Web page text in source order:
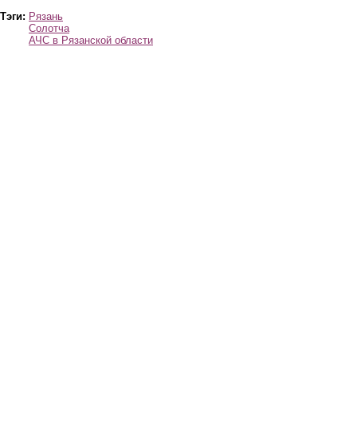
Тэги: Рязань
Солотча
АЧС в Рязанской области